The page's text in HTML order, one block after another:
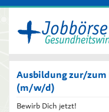
Ausbildung zur/
(m/w/d)
Bewirb Dich jetzt!